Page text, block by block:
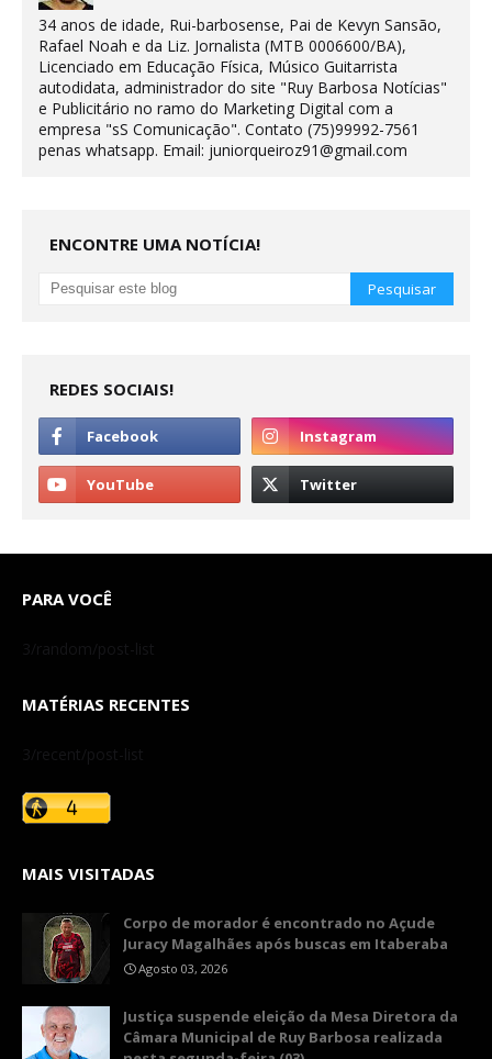
34 anos de idade, Rui-barbosense, Pai de Kevyn Sansão,
Rafael Noah e da Liz. Jornalista (MTB 0006600/BA),
Licenciado em Educação Física, Músico Guitarrista
autodidata, administrador do site "Ruy Barbosa Notícias"
e Publicitário no ramo do Marketing Digital com a
empresa "sS Comunicação". Contato (75)99992-7561
penas whatsapp. Email: juniorqueiroz91@gmail.com
ENCONTRE UMA NOTÍCIA!
REDES SOCIAIS!
PARA VOCÊ
3/random/post-list
MATÉRIAS RECENTES
3/recent/post-list
MAIS VISITADAS
Corpo de morador é encontrado no Açude
Juracy Magalhães após buscas em Itaberaba
Agosto 03, 2026
​Justiça suspende eleição da Mesa Diretora da
Câmara Municipal de Ruy Barbosa realizada